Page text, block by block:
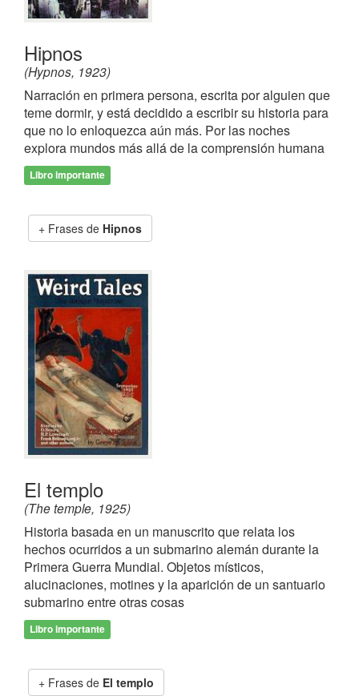
Hipnos
(Hypnos, 1923)
Narración en primera persona, escrita por alguien que
teme dormir, y está decidido a escribir su historia para
que no lo enloquezca aún más. Por las noches
explora mundos más allá de la comprensión humana
Libro importante
Frases de Hipnos
El templo
(The temple, 1925)
Historia basada en un manuscrito que relata los
hechos ocurridos a un submarino alemán durante la
Primera Guerra Mundial. Objetos místicos,
alucinaciones, motines y la aparición de un santuario
submarino entre otras cosas
Libro importante
Frases de El templo